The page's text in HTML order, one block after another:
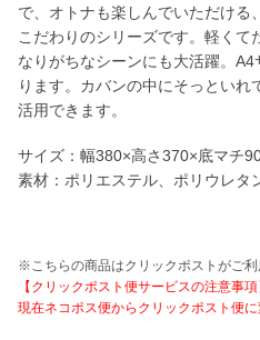
で、オトナも楽しんでいただける
こだわりのシリーズです。軽くて
なりがちなシーンにも大活躍。
ります。カバンの中にそっといれ
活用できます。
サイズ：幅380×高さ370×底マチ
素材：ポリエステル、ポリウレタ
※ こちらの商品はクリックポストがご
【クリックポスト便サービスの注意事項
現在ネコポス便からクリックポスト便に